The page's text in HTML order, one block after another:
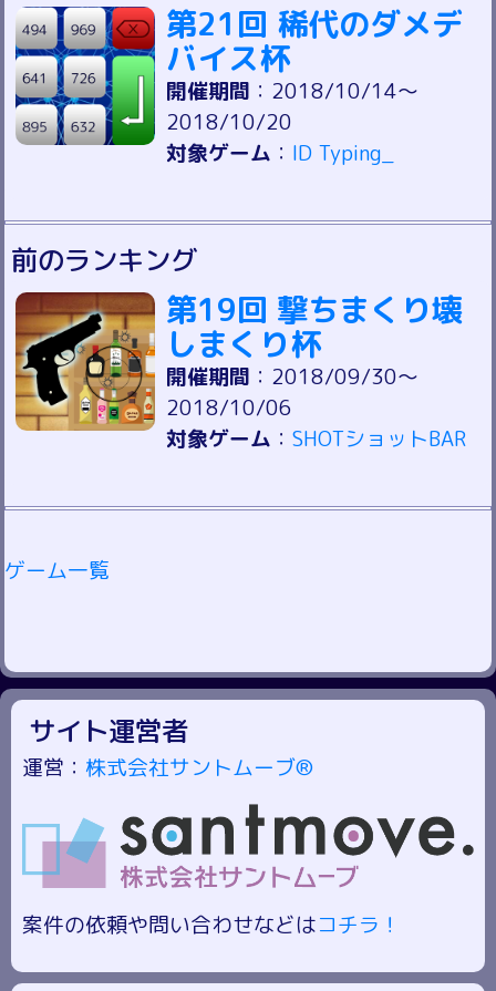
第21回 稀代のダメデ
バイス杯
開催期間 ：2018/10/14～
2018/10/20
対象ゲーム ： ID Typing_
前のランキング
第19回 撃ちまくり壊
しまくり杯
開催期間 ：2018/09/30～
2018/10/06
対象ゲーム ：SHOTショットBAR
ゲーム一覧
サイト運営者
運営： 株式会社サントムーブ®
案件の依頼や問い合わせなどはコチラ！